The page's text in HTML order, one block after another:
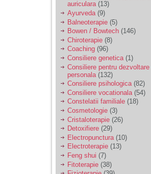
varsta de 2 ani care
mi-e lumina ochilor.
De ceva timp simt ca
mi s-a adunat
oboseala, o oboseala
cronica de care nu pot
scapa si simt ca din
cauza ei nu pot
controla nervii si
cateodata are copilul
de suferit.
Am o bariera peste
care nu pot trece:
prietena mea a ramas
insarcinata cu o fata.
Am fost de comun
acord sa facem un
copil, cu gandul ca e
baiat.
auriculara(13)
Ayurveda(9)
Balneoterapie (5)
Bowen / Bowtech (146)
Chiroterapie (8)
Coaching (96)
Consiliere genetica(1)
Consiliere pentru dezvoltare
personala (132)
Consiliere psihologica(82)
Consiliere vocationala (54)
Constelatii familiale (18)
Cosmetologie (3)
Cristaloterapie (26)
Detoxifiere (29)
Electropunctura (10)
Electroterapie (13)
Feng shui (7)
Fitoterapie (38)